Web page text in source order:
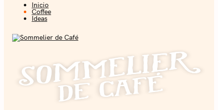
Sommelier de
Café
Coffee + Ideas
Inicio
Coffee
Ideas